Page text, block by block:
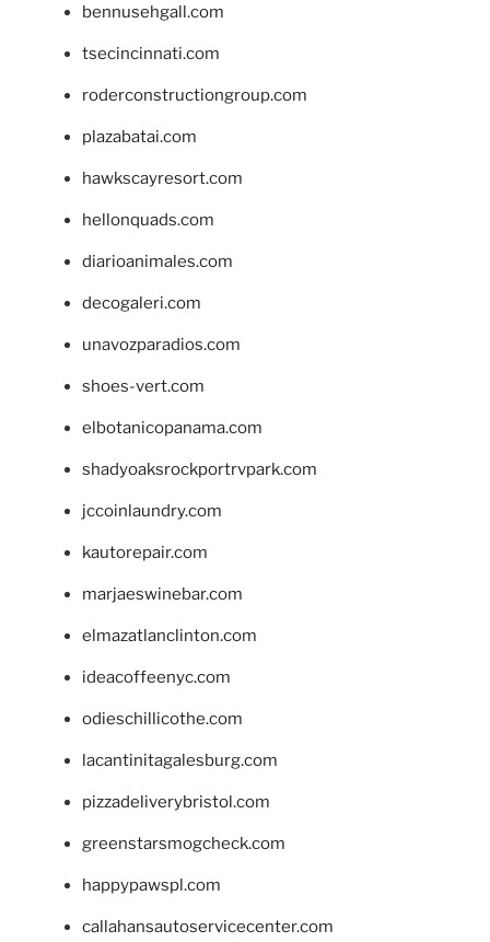
bennusehgall.com
tsecincinnati.com
roderconstructiongroup.com
plazabatai.com
hawkscayresort.com
hellonquads.com
diarioanimales.com
decogaleri.com
unavozparadios.com
shoes-vert.com
elbotanicopanama.com
shadyoaksrockportrvpark.com
jccoinlaundry.com
kautorepair.com
marjaeswinebar.com
elmazatlanclinton.com
ideacoffeenyc.com
odieschillicothe.com
lacantinitagalesburg.com
pizzadeliverybristol.com
greenstarsmogcheck.com
happypawspl.com
callahansautoservicecenter.com